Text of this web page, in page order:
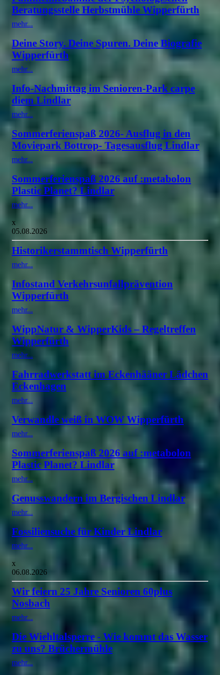
Beratungsstelle Herbstmühle Wipperfürth
mehr...
Deine Story. Deine Spuren. Deine Biografie
Wipperfürth
mehr...
Info-Nachmittag im Senioren-Park carpe
diem Lindlar
mehr...
Sommerferienspaß 2026- Ausflug in den
Moviepark Bottrop- Tagesausflug Lindlar
mehr...
Sommerferienspaß 2026 auf :metabolon
Plastic Planet? Lindlar
mehr...
x
05.08.2026
Historikerstammtisch Wipperfürth
mehr...
Infostand Verkehrsunfallprävention
Wipperfürth
mehr...
WippNatur & WipperKids – Regeltreffen
Wipperfürth
mehr...
Fahrradwerkstatt im Eckenhääner Lädchen
Eckenhagen
mehr...
Verwandle weiß in WOW Wipperfürth
mehr...
Sommerferienspaß 2026 auf :metabolon
Plastic Planet? Lindlar
mehr...
Genusswandern im Bergischen Lindlar
mehr...
Fossiliensuche für Kinder Lindlar
mehr...
x
06.08.2026
Wir feiern 25 Jahre Senioren 60plus
Nosbach
mehr...
Die Wiehltalsperre - Wie kommt das Wasser
zu uns? Brüchermühle
mehr...